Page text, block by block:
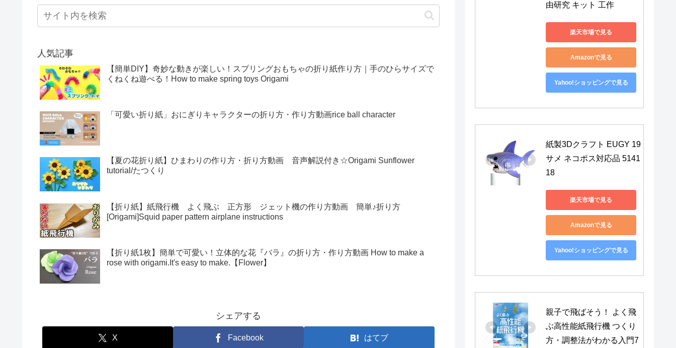
人気記事
【簡単DIY】奇妙な動きが楽しい！スプリングおもちゃの折り紙作り方｜手のひらサイズで
くねくね遊べる！How to make spring toys Origami
「可愛い折り紙」おにぎりキャラクターの折り方・作り方動画rice ball character
【夏の花折り紙】ひまわりの作り方・折り方動画 音声解説付き☆Origami Sunflower
tutorial/たつくり
【折り紙】紙飛行機 よく飛ぶ 正方形 ジェット機の作り方動画 簡単♪折り方
[Origami]Squid paper pattern airplane instructions
【折り紙1枚】簡単で可愛い！立体的な花『バラ』の折り方・作り方動画 How to make a
rose with origami.It's easy to make.【Flower】
シェアする
X Facebook はてブ
由研究 キット 工作
楽天市場で見る
Amazonで見る
Yahoo!ショッピングで見る
紙製3Dクラフト EUGY 19
サメ ネコポス対応品 5141
18
楽天市場で見る
Amazonで見る
Yahoo!ショッピングで見る
親子で飛ばそう！ よく飛
ぶ高性能紙飛行機 つくり
方・調整法がわかる入門7